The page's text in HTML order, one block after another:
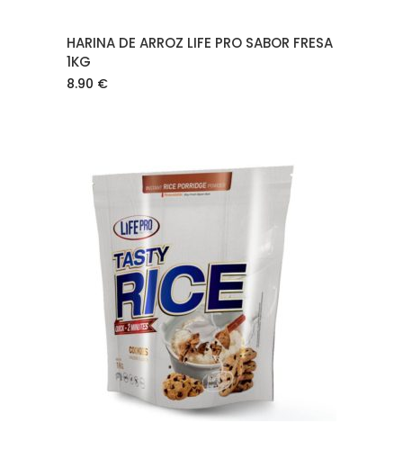
HARINA DE ARROZ LIFE PRO SABOR FRESA
1KG
8.90 €
AÑADIR AL CARRITO